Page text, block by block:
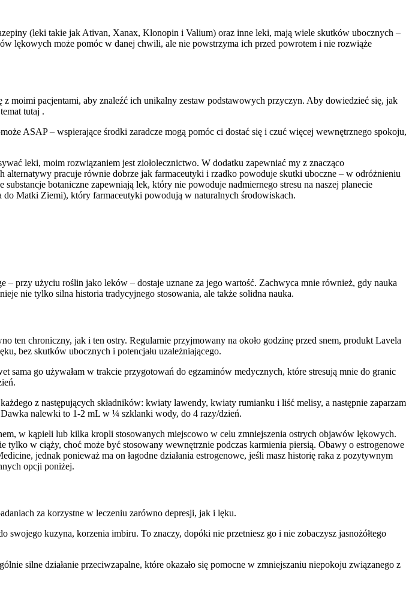
(leki takie jak Ativan, Xanax, Klonopin i Valium) oraz inne leki, mają wiele skutków ubocznych –
lękowych może pomóc w danej chwili, ale nie powstrzyma ich przed powrotem i nie rozwiąże
moimi pacjentami, aby znaleźć ich unikalny zestaw podstawowych przyczyn. Aby dowiedzieć się, jak
tutaj .
ASAP – wspierające środki zaradcze mogą pomóc ci dostać się i czuć więcej wewnętrznego spokoju,
leki, moim rozwiązaniem jest ziołolecznictwo. W dodatku zapewniać my z znacząco
alternatywy pracuje równie dobrze jak farmaceutyki i rzadko powoduje skutki uboczne – w odróżnieniu
botaniczne zapewniają lek, który nie powoduje nadmiernego stresu na naszej planecie
do Matki Ziemi), który farmaceutyki powodują w naturalnych środowiskach.
przy użyciu roślin jako leków – dostaje uznane za jego wartość. Zachwyca mnie również, gdy nauka
nie tylko silna historia tradycyjnego stosowania, ale także solidna nauka.
ten chroniczny, jak i ten ostry. Regularnie przyjmowany na około godzinę przed snem, produkt Lavela
bez skutków ubocznych i potencjału uzależniającego.
sama go używałam w trakcie przygotowań do egzaminów medycznych, które stresują mnie do granic
z następujących składników: kwiaty lawendy, kwiaty rumianku i liść melisy, a następnie zaparzam
nalewki to 1-2 mL w ¼ szklanki wody, do 4 razy/dzień.
w kąpieli lub kilka kropli stosowanych miejscowo w celu zmniejszenia ostrych objawów lękowych.
tylko w ciąży, choć może być stosowany wewnętrznie podczas karmienia piersią. Obawy o estrogenowe
jednak ponieważ ma on łagodne działania estrogenowe, jeśli masz historię raka z pozytywnym
opcji poniżej.
za korzystne w leczeniu zarówno depresji, jak i lęku.
kuzyna, korzenia imbiru. To znaczy, dopóki nie przetniesz go i nie zobaczysz jasnożółtego
silne działanie przeciwzapalne, które okazało się pomocne w zmniejszaniu niepokoju związanego z